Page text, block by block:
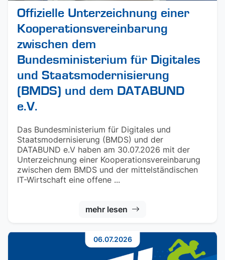
Offizielle Unterzeichnung einer
Kooperationsvereinbarung
zwischen dem
Bundesministerium für Digitales
und Staatsmodernisierung
(BMDS) und dem DATABUND
e.V.
Das Bundesministerium für Digitales und
Staatsmodernisierung (BMDS) und der
DATABUND e.V haben am 30.07.2026 mit der
Unterzeichnung einer Kooperationsvereinbarung
zwischen dem BMDS und der mittelständischen
IT-Wirtschaft eine offene ...
mehr lesen
06.07.2026